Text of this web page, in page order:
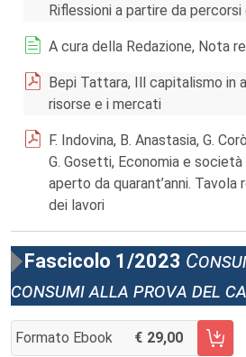
Riflessioni a partire da percorsi
A cura della Redazione, Nota
Bepi Tattara, Ill capitalismo in
risorse e i mercati
F. Indovina, B. Anastasia, G.
G. Gosetti, Economia e
aperto da quarant’anni.
dei lavori
Fascicolo 1/2023
consumi alla prova del
Formato Ebook 29,00
AGGIUNGI AL CARRELLO